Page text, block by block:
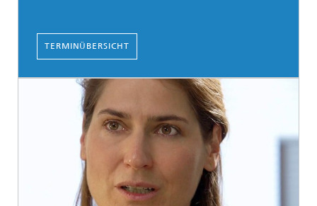
TERMINÜBERSICHT